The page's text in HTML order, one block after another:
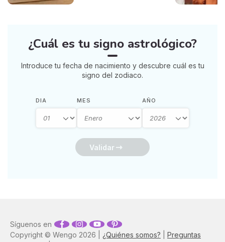
¿Cuál es tu signo astrológico?
Introduce tu fecha de nacimiento y descubre cuál es tu
signo del zodiaco.
DIA MES AÑO
Validar
Copyright © Wengo 2026 | ¿Quiénes somos?
Preguntas
Síguenos en